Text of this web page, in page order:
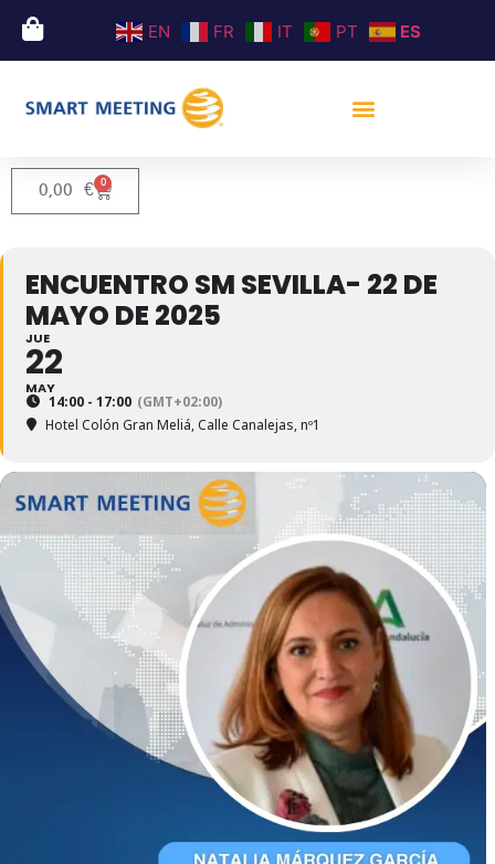
EN FR IT PT ES
0,00 € 0
ENCUENTRO SM SEVILLA- 22 DE
MAYO DE 2025
JUE
22
MAY
14:00 - 17:00 (GMT+02:00)
Hotel Colón Gran Meliá, Calle Canalejas, nº1